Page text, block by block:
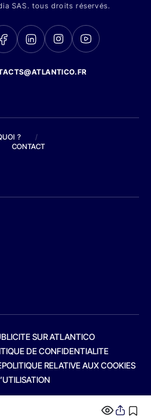
SAS. tous droits réservés.
?
/
CONTACT
SUR ATLANTICO
DE CONFIDENTIALITE
POLITIQUE RELATIVE AUX COOKIES